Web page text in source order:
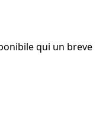
qui un breve